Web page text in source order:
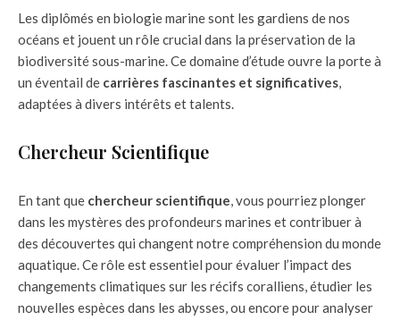
Les diplômés en biologie marine sont les gardiens de nos
océans et jouent un rôle crucial dans la préservation de la
biodiversité sous-marine. Ce domaine d’étude ouvre la porte à
un éventail de carrières fascinantes et significatives,
adaptées à divers intérêts et talents.
Chercheur Scientifique
En tant que chercheur scientifique, vous pourriez plonger
dans les mystères des profondeurs marines et contribuer à
des découvertes qui changent notre compréhension du monde
aquatique. Ce rôle est essentiel pour évaluer l’impact des
changements climatiques sur les récifs coralliens, étudier les
nouvelles espèces dans les abysses, ou encore pour analyser